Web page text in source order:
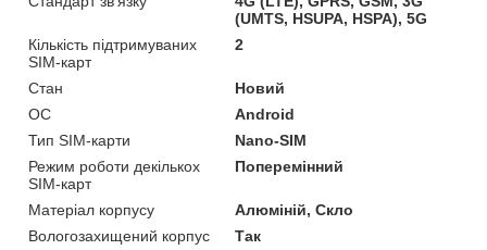
(UMTS, HSUPA, HSPA), 5G
Кількість підтримуваних
SIM-карт
2
Стан
Новий
ОС
Android
Тип SIM-карти
Nano-SIM
Режим роботи декількох
SIM-карт
Поперемінний
Матеріал корпусу
Алюміній, Скло
Вологозахищений корпус
Так